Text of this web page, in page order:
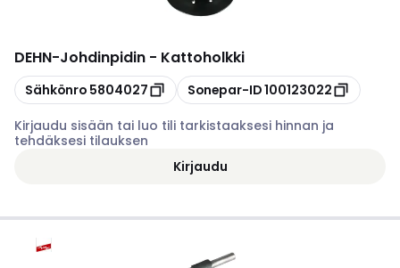
DEHN-Johdinpidin - Kattoholkki
Kopioi
Sähkönro 5804027 Kopioi
Sonepar-ID100123022
Kirjaudu sisään tai luo tili tarkistaaksesi hinnan ja
tehdäksesi tilauksen
Kirjaudu